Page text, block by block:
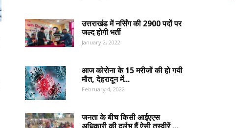
उत्तराखंड में नर्सिंग की 2900 पदों पर
जल्द होगी भर्ती
January 2, 2022
आज कोरोना के 15 मरीजों की हो गयी
मौत, देहरादून में...
February 4, 2022
जनता के बीच किसी आईएएस